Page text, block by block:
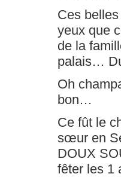
Ces
yeux que
de la
palais…
Oh
bon…
Ce fût le
sœur en
DOUX
fêter les 1